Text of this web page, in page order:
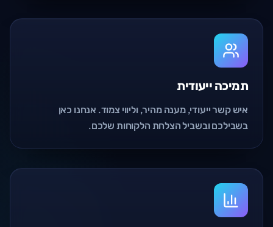
תמיכה ייעודית
איש קשר ייעודי, מענה מהיר, וליווי צמוד. אנחנו כאן
בשבילכם ובשביל הצלחת הלקוחות שלכם.